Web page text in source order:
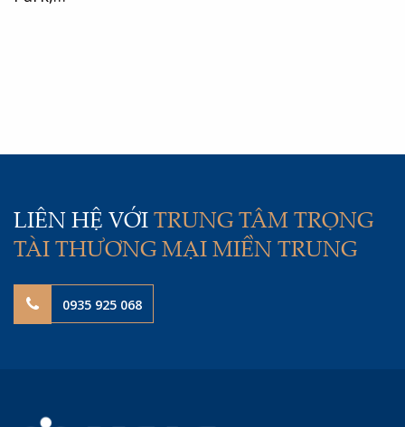
LIÊN HỆ VỚI TRUNG TÂM TRỌNG
TÀI THƯƠNG MẠI MIỀN TRUNG
0935 925 068